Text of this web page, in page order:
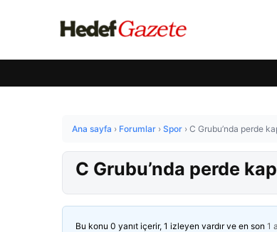
Ana sayfa › Forumlar › Spor › C Grubu’nda perde
C Grubu’nda perde
Bu konu 0 yanıt içerir, 1 izleyen vardır ve en son 1